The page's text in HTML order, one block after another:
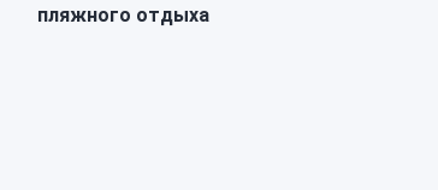
пляжного отдыха